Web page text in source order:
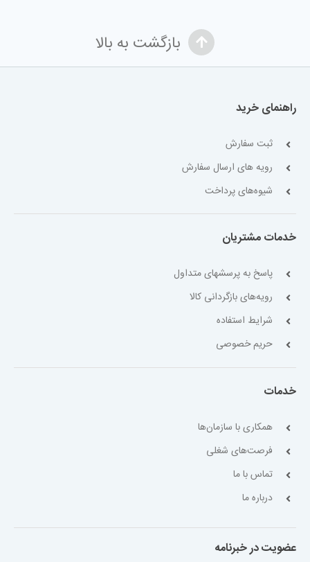
بازگشت به بالا
راهنمای خرید
ثبت سفارش
رویه های ارسال سفارش
شیوه‌های پرداخت
خدمات مشتریان
پاسخ به پرسشهای متداول
رویه‌های بازگردانی کالا
شرایط استفاده
حریم خصوصی
خدمات
همکاری با سازمان‌ها
فرصت‌های شغلی
تماس با ما
درباره ما
عضویت در خبرنامه